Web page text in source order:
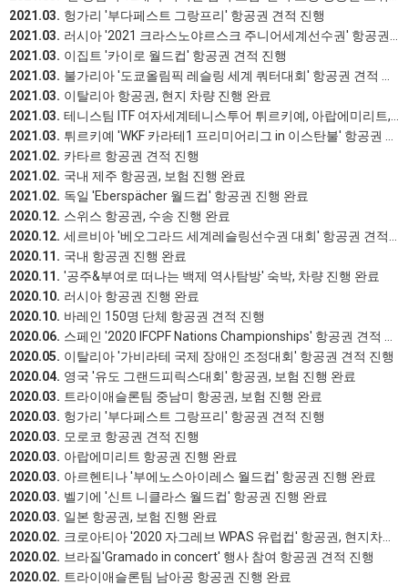
2021.03. 헝가리 '부다페스트 그랑프리' 항공권 견적 진행
2021.03. 러시아 '2021 크라스노야르스크 주니어세계선수권' 항공권, 보험 진행 완료
2021.03. 이집트 '카이로 월드컵' 항공권 견적 진행
2021.03. 불가리아 '도쿄올림픽 레슬링 세계 쿼터대회' 항공권 견적 진행
2021.03. 이탈리아 항공권, 현지 차량 진행 완료
2021.03. 테니스팀 ITF 여자세계테니스투어 튀르키예, 아랍에미리트, 유럽 6개국 항공권, 보험 진행 완료
2021.03. 튀르키예 'WKF 카라테1 프리미어리그 in 이스탄불' 항공권 진행 완료
2021.02. 카타르 항공권 견적 진행
2021.02. 국내 제주 항공권, 보험 진행 완료
2021.02. 독일 'Eberspächer 월드컵' 항공권 진행 완료
2020.12. 스위스 항공권, 수송 진행 완료
2020.12. 세르비아 '베오그라드 세계레슬링선수권 대회' 항공권 견적 진행
2020.11. 국내 항공권 진행 완료
2020.11. '공주&부여로 떠나는 백제 역사탐방' 숙박, 차량 진행 완료
2020.10. 러시아 항공권 진행 완료
2020.10. 바레인 150명 단체 항공권 견적 진행
2020.06. 스페인 '2020 IFCPF Nations Championships' 항공권 견적 진행
2020.05. 이탈리아 '가비라테 국제 장애인 조정대회' 항공권 견적 진행
2020.04. 영국 '유도 그랜드피릭스대회' 항공권, 보험 진행 완료
2020.03. 트라이애슬론팀 중남미 항공권, 보험 진행 완료
2020.03. 헝가리 '부다페스트 그랑프리' 항공권 견적 진행
2020.03. 모로코 항공권 견적 진행
2020.03. 아랍에미리트 항공권 진행 완료
2020.03. 아르헨티나 '부에노스아이레스 월드컵' 항공권 진행 완료
2020.03. 벨기에 '신트 니클라스 월드컵' 항공권 진행 완료
2020.03. 일본 항공권, 보험 진행 완료
2020.02. 크로아티아 '2020 자그레브 WPAS 유럽컵' 항공권, 현지차량 견적 진행
2020.02. 브라질'Gramado in concert' 행사 참여 항공권 견적 진행
2020.02. 트라이애슬론팀 남아공 항공권 진행 완료